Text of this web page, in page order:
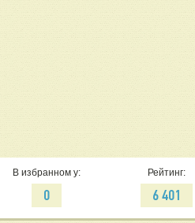
В избранном у:
0
Рейтинг:
6 401